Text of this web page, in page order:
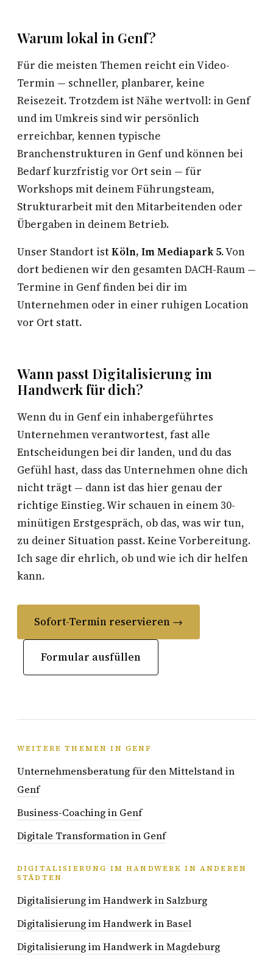
Warum lokal in Genf?
Für die meisten Themen reicht ein Video-
Termin — schneller, planbarer, keine
Reisezeit. Trotzdem ist Nähe wertvoll: in Genf
und im Umkreis sind wir persönlich
erreichbar, kennen typische
Branchenstrukturen in Genf und können bei
Bedarf kurzfristig vor Ort sein — für
Workshops mit deinem Führungsteam,
Strukturarbeit mit den Mitarbeitenden oder
Übergaben in deinem Betrieb.
Unser Standort istKöln, Im Mediapark 5. Von
dort bedienen wir den gesamten DACH-Raum —
Termine in Genf finden bei dir im
Unternehmen oder in einer ruhigen Location
vor Ort statt.
Wann passt Digitalisierung im
Handwerk für dich?
Wenn du in Genf ein inhabergeführtes
Unternehmen verantwortest, fast alle
Entscheidungen bei dir landen, und du das
Gefühl hast, dass das Unternehmen ohne dich
nicht trägt — dann ist das hier genau der
richtige Einstieg. Wir schauen in einem 30-
minütigen Erstgespräch, ob das, was wir tun,
zu deiner Situation passt. Keine Vorbereitung.
Ich sage dir ehrlich, ob und wie ich dir helfen
kann.
Sofort-Termin reservieren →
Formular ausfüllen
WEITERE THEMEN IN GENF
Unternehmensberatung für den Mittelstand in
Genf
Business-Coaching in Genf
Digitale Transformation in Genf
DIGITALISIERUNG IM HANDWERK IN ANDEREN
STÄDTEN
Digitalisierung im Handwerk in Salzburg
Digitalisierung im Handwerk in Basel
Digitalisierung im Handwerk in Magdeburg